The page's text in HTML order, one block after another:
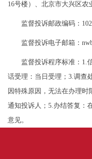
16号楼）、北京市大兴区农
监督投诉邮政编码：
监督投诉电子邮箱：
监督投诉程序标准：1.信
话受理：当日受理；3.调查
因特殊原因，无法在办理时
通知投诉人；5.办结答复：
意见。